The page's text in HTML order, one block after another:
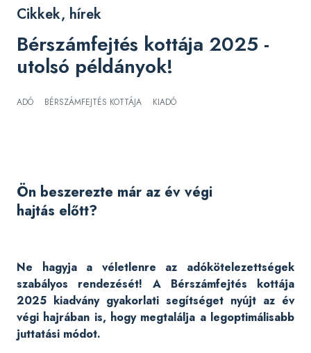
Cikkek, hírek
Bérszámfejtés kottája 2025 -
utolsó példányok!
ADÓ BÉRSZÁMFEJTÉS KOTTÁJA KIADÓ
Ön beszerezte már az év végi
hajtás előtt?
Ne hagyja a véletlenre az adókötelezettségek
szabályos rendezését! A Bérszámfejtés kottája
2025 kiadvány gyakorlati segítséget nyújt az év
végi hajrában is, hogy megtalálja a legoptimálisabb
juttatási módot.